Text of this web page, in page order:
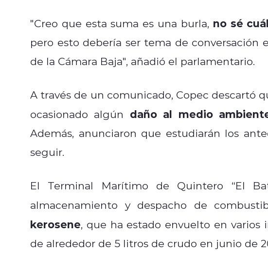
"Creo que esta suma es una burla, no sé
pero esto debería ser tema de
de la Cámara Baja", añadió el parlamentario.
A través de un comunicado, Copec descartó
ocasionado algún daño al medio
Además, anunciaron que estudiarán los
seguir.
El Terminal Marítimo de Quintero “El
almacenamiento y despacho de
kerosene, que ha estado envuelto en
de alrededor de 5 litros de crudo en junio de